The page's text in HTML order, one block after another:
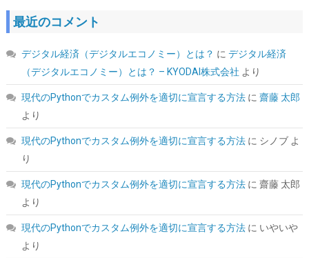
KingSpec SSD 1TB SATAIII 6Gb/s 2.5インチ内蔵SSD 最大読込
570MB/s 3D NAND メーカー保証3年
こちら)
最近のコメント
デジタル経済（デジタルエコノミー）とは？ に デジタル経済
（デジタルエコノミー）とは？ – KYODAI株式会社 より
現代のPythonでカスタム例外を適切に宣言する方法に 齋藤 太郎
より
現代のPythonでカスタム例外を適切に宣言する方法に シノブよ
り
現代のPythonでカスタム例外を適切に宣言する方法に 齋藤 太郎
より
現代のPythonでカスタム例外を適切に宣言する方法に いやいや
より